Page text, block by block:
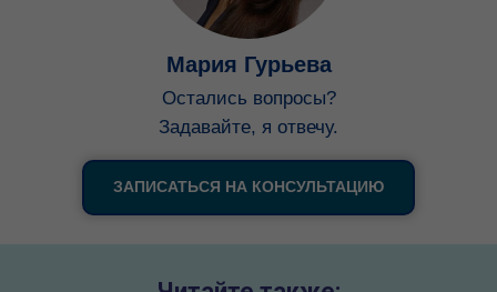
Мария Гурьева
Остались вопросы?
Задавайте, я отвечу.
ЗАПИСАТЬСЯ НА КОНСУЛЬТАЦИЮ